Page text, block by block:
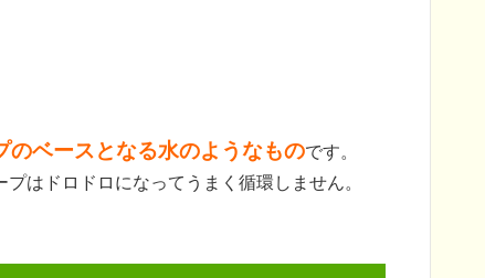
のベースとなる水のようなものです。
はドロドロになってうまく循環しません。